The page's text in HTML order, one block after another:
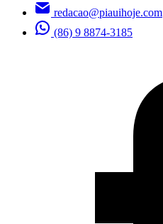
redacao@piauihoje.com
(86) 9 8874-3185